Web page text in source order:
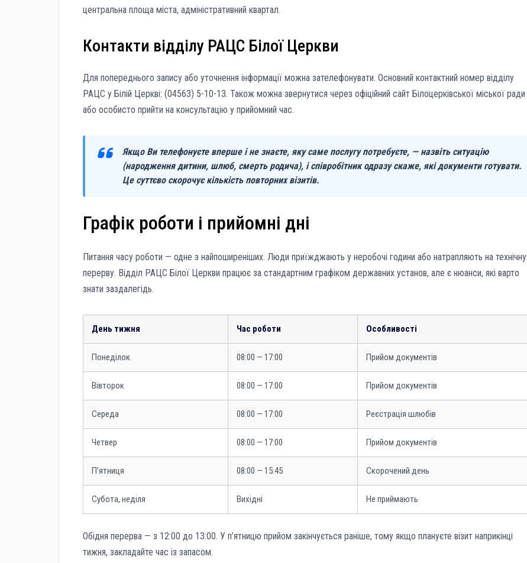
центральна площа міста, адміністративний квартал.
Контакти відділу РАЦС Білої Церкви
Для попереднього запису або уточнення інформації можна зателефонувати. Основний контактний номер відділу
РАЦС у Білій Церкві: (04563) 5-10-13. Також можна звернутися через офіційний сайт Білоцерківської міської ради
або особисто прийти на консультацію у прийомний час.
Якщо Ви телефонуєте вперше і не знаєте, яку саме послугу потребуєте, — назвіть ситуацію
(народження дитини, шлюб, смерть родича), і співробітник одразу скаже, які документи готувати.
Це суттєво скорочує кількість повторних візитів.
Графік роботи і прийомні дні
Питання часу роботи — одне з найпоширеніших. Люди приїжджають у неробочі години або натрапляють на технічну
перерву. Відділ РАЦС Білої Церкви працює за стандартним графіком державних установ, але є нюанси, які варто
знати заздалегідь.
День тижня Час роботи Особливості
Понеділок 08:00 — 17:00 Прийом документів
Вівторок 08:00 — 17:00 Прийом документів
Середа 08:00 — 17:00 Реєстрація шлюбів
Четвер 08:00 — 17:00 Прийом документів
П’ятниця 08:00 — 15:45 Скорочений день
Субота, неділя Вихідні Не приймають
Обідня перерва — з 12:00 до 13:00. У п’ятницю прийом закінчується раніше, тому якщо плануєте візит наприкінці
тижня, закладайте час із запасом.